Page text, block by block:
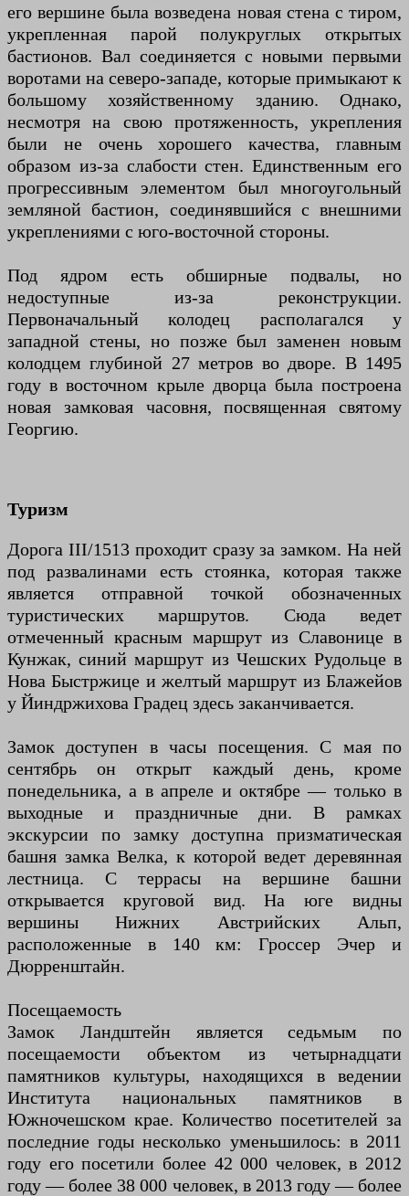
его вершине была возведена новая стена с тиром,
укрепленная парой полукруглых открытых
бастионов. Вал соединяется с новыми первыми
воротами на северо-западе, которые примыкают к
большому хозяйственному зданию. Однако,
несмотря на свою протяженность, укрепления
были не очень хорошего качества, главным
образом из-за слабости стен. Единственным его
прогрессивным элементом был многоугольный
земляной бастион, соединявшийся с внешними
укреплениями с юго-восточной стороны.
Под ядром есть обширные подвалы, но
недоступные из-за реконструкции.
Первоначальный колодец располагался у
западной стены, но позже был заменен новым
колодцем глубиной 27 метров во дворе. В 1495
году в восточном крыле дворца была построена
новая замковая часовня, посвященная святому
Георгию.
Туризм
Дорога III/1513 проходит сразу за замком. На ней
под развалинами есть стоянка, которая также
является отправной точкой обозначенных
туристических маршрутов. Сюда ведет
отмеченный красным маршрут из Славонице в
Кунжак, синий маршрут из Чешских Рудольце в
Нова Быстржице и желтый маршрут из Блажейов
у Йиндржихова Градец здесь заканчивается.
Замок доступен в часы посещения. С мая по
сентябрь он открыт каждый день, кроме
понедельника, а в апреле и октябре — только в
выходные и праздничные дни. В рамках
экскурсии по замку доступна призматическая
башня замка Велка, к которой ведет деревянная
лестница. С террасы на вершине башни
открывается круговой вид. На юге видны
вершины Нижних Австрийских Альп,
расположенные в 140 км: Гроссер Эчер и
Дюрренштайн.
Посещаемость
Замок Ландштейн является седьмым по
посещаемости объектом из четырнадцати
памятников культуры, находящихся в ведении
Института национальных памятников в
Южночешском крае. Количество посетителей за
последние годы несколько уменьшилось: в 2011
году его посетили более 42 000 человек, в 2012
году — более 38 000 человек, в 2013 году — более